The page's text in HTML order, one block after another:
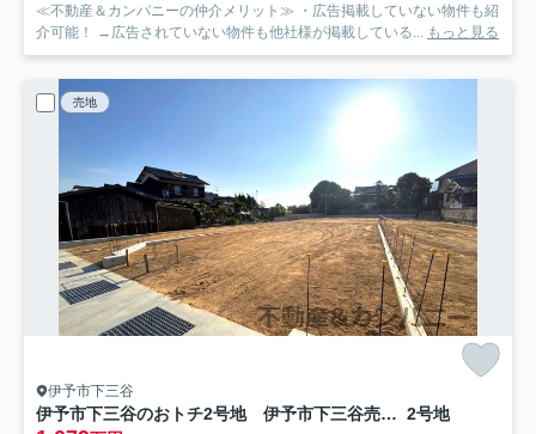
≪不動産＆カンパニーの仲介メリット≫ ・広告掲載していない物件も紹
介可能！ →広告されていない物件も他社様が掲載している...
もっと見る
売地
伊予市下三谷
伊予市下三谷のおトチ2号地 伊予市下三谷売土地 2号地